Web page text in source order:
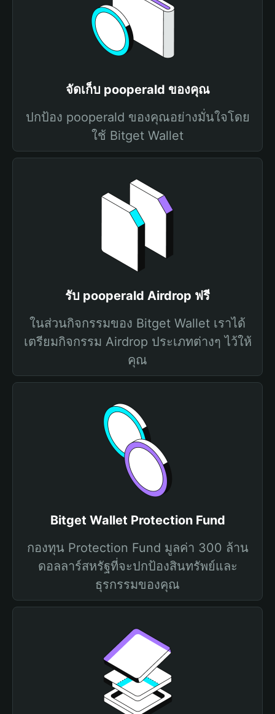
จัดเก็บ pooperald ของคุณ
ปกป้อง pooperald ของคุณอย่างมั่นใจโดย
ใช้ Bitget Wallet
รับ pooperald Airdrop ฟรี
ในส่วนกิจกรรมของ Bitget Wallet เราได้
เตรียมกิจกรรม Airdrop ประเภทต่างๆ ไว้ให้
คุณ
Bitget Wallet Protection Fund
กองทุน Protection Fund มูลค่า 300 ล้าน
ดอลลาร์สหรัฐที่จะปกป้องสินทรัพย์และ
ธุรกรรมของคุณ